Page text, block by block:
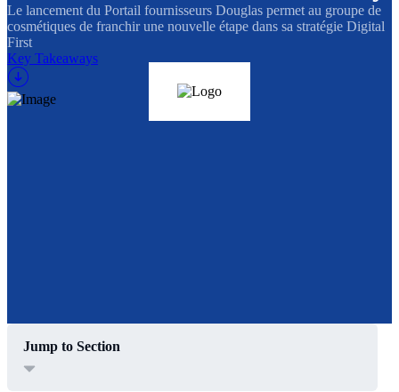
Le lancement du Portail fournisseurs Douglas permet au groupe de
cosmétiques de franchir une nouvelle étape dans sa stratégie Digital
First
Key Takeaways
Jump to Section